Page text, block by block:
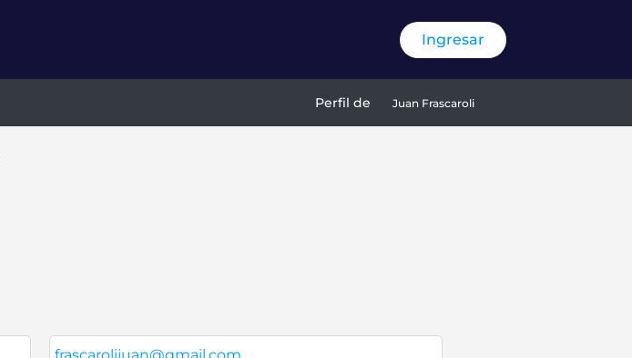
Ingresar
Perfil de Juan Frascaroli